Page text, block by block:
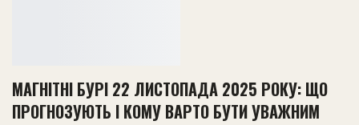
МАГНІТНІ БУРІ 22 ЛИСТОПАДА 2025 РОКУ: ЩО
ПРОГНОЗУЮТЬ І КОМУ ВАРТО БУТИ УВАЖНИМ